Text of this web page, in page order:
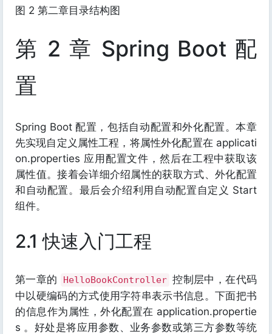
图 2 第二章目录结构图
第 2 章 Spring Boot 配
置
Spring Boot 配置，包括自动配置和外化配置。本章
先实现自定义属性工程，将属性外化配置在 applicati
on.properties 应用配置文件，然后在工程中获取该
属性值。接着会详细介绍属性的获取方式、外化配置
和自动配置。最后会介绍利用自动配置自定义 Start
组件。
2.1 快速入门工程
第一章的 HelloBookController 控制层中，在代码
中以硬编码的方式使用字符串表示书信息。下面把书
的信息作为属性，外化配置在 application.propertie
s 。好处是将应用参数、业务参数或第三方参数等统